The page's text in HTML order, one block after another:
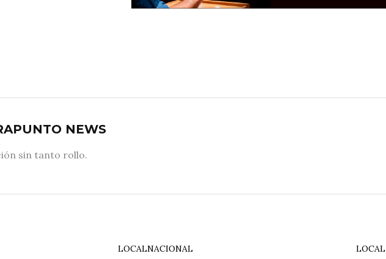
NEWS
sin tanto rollo.
LOCALNACIONAL LOCAL